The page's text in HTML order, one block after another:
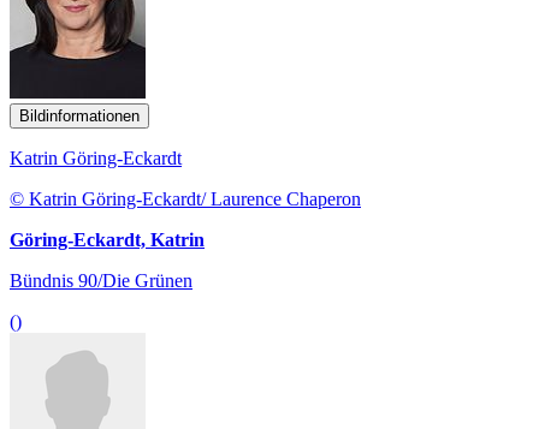
Bildinformationen
Katrin Göring-Eckardt
© Katrin Göring-Eckardt/ Laurence Chaperon
Göring-Eckardt, Katrin
Bündnis 90/Die Grünen
()